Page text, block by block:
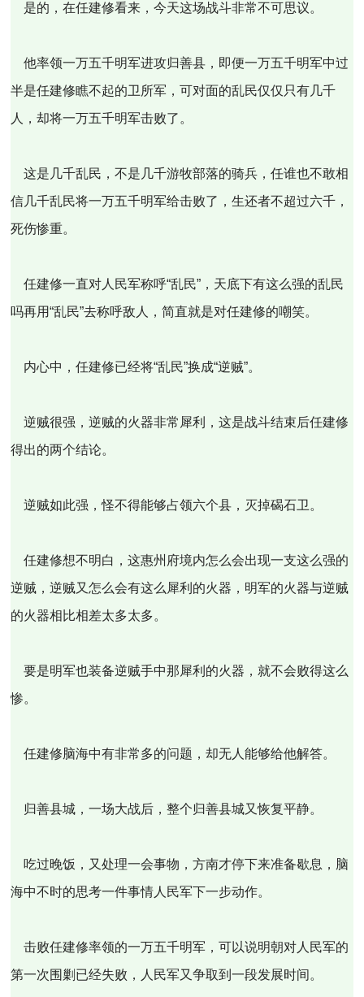
是的，在任建修看来，今天这场战斗非常不可思议。
他率领一万五千明军进攻归善县，即便一万五千明军中过
半是任建修瞧不起的卫所军，可对面的乱民仅仅只有几千
人，却将一万五千明军击败了。
这是几千乱民，不是几千游牧部落的骑兵，任谁也不敢相
信几千乱民将一万五千明军给击败了，生还者不超过六千，
死伤惨重。
任建修一直对人民军称呼“乱民”，天底下有这么强的乱民
吗再用“乱民”去称呼敌人，简直就是对任建修的嘲笑。
内心中，任建修已经将“乱民”换成“逆贼”。
逆贼很强，逆贼的火器非常犀利，这是战斗结束后任建修
得出的两个结论。
逆贼如此强，怪不得能够占领六个县，灭掉碣石卫。
任建修想不明白，这惠州府境内怎么会出现一支这么强的
逆贼，逆贼又怎么会有这么犀利的火器，明军的火器与逆贼
的火器相比相差太多太多。
要是明军也装备逆贼手中那犀利的火器，就不会败得这么
惨。
任建修脑海中有非常多的问题，却无人能够给他解答。
归善县城，一场大战后，整个归善县城又恢复平静。
吃过晚饭，又处理一会事物，方南才停下来准备歇息，脑
海中不时的思考一件事情人民军下一步动作。
击败任建修率领的一万五千明军，可以说明朝对人民军的
第一次围剿已经失败，人民军又争取到一段发展时间。